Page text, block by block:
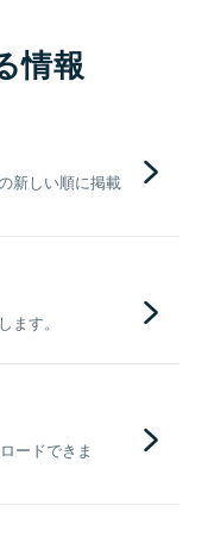
情報
新しい順に掲載
す。
ードできま